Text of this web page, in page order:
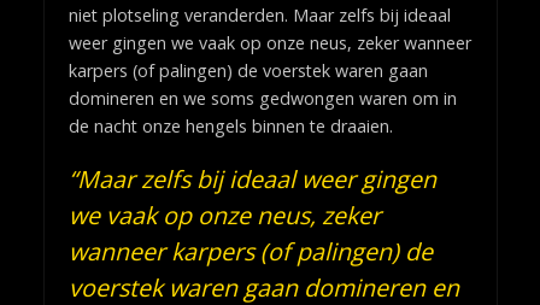
niet plotseling veranderden. Maar zelfs bij ideaal
weer gingen we vaak op onze neus, zeker wanneer
karpers (of palingen) de voerstek waren gaan
domineren en we soms gedwongen waren om in
de nacht onze hengels binnen te draaien.
“Maar zelfs bij ideaal weer gingen
we vaak op onze neus, zeker
wanneer karpers (of palingen) de
voerstek waren gaan domineren en